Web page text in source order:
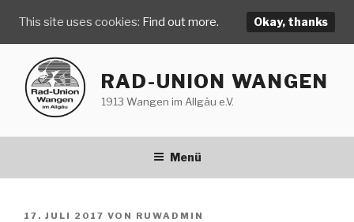
Inhalt
springen
RAD-UNION WANGEN
1913 Wangen im Allgäu e.V.
Menü
VERÖFFENTLICHT
17. JULI 2017 VON RUWADMIN
This site uses cookies: Find out more. Okay, thanks